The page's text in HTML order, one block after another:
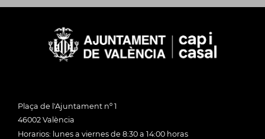
Plaça de l'Ajuntament nº 1
46002 València
Horarios: lunes a viernes de 8:30 a 14:00 horas